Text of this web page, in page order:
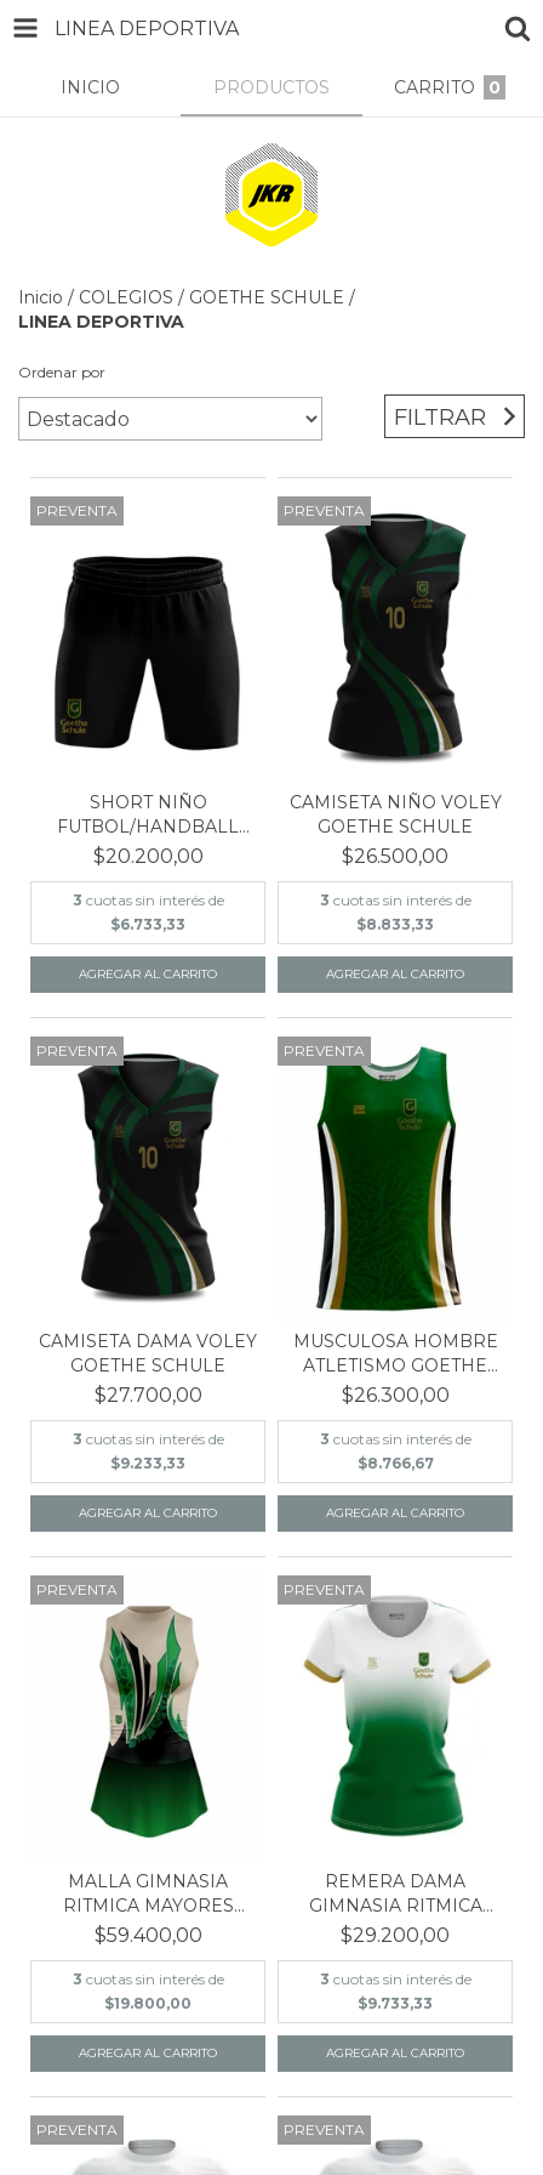
LINEA DEPORTIVA
INICIO PRODUCTOS CARRITO 0
Inicio / COLEGIOS / GOETHE SCHULE /
LINEA DEPORTIVA
Ordenar por
FILTRAR
PREVENTA
SHORT NIÑO
FUTBOL/HANDBALL
GOETHE SCHULE
$20.200,00
3 cuotas sin interés de
$6.733,33
AGREGAR AL CARRITO
PREVENTA
CAMISETA NIÑO VOLEY
GOETHE SCHULE
$26.500,00
3 cuotas sin interés de
$8.833,33
AGREGAR AL CARRITO
PREVENTA
CAMISETA DAMA VOLEY
GOETHE SCHULE
$27.700,00
3 cuotas sin interés de
$9.233,33
AGREGAR AL CARRITO
PREVENTA
MUSCULOSA HOMBRE
ATLETISMO GOETHE
SCHULE
$26.300,00
3 cuotas sin interés de
$8.766,67
AGREGAR AL CARRITO
PREVENTA
MALLA GIMNASIA
RITMICA MAYORES
GOETHE SC...
$59.400,00
3 cuotas sin interés de
$19.800,00
AGREGAR AL CARRITO
PREVENTA
REMERA DAMA
GIMNASIA RITMICA
GOETHE SCHU...
$29.200,00
3 cuotas sin interés de
$9.733,33
AGREGAR AL CARRITO
PREVENTA PREVENTA